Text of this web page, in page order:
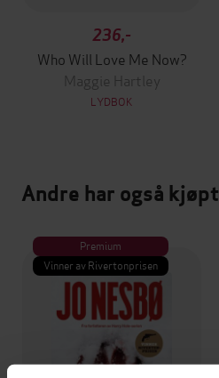
236,-
Who Will Love Me Now?
Maggie Hartley
LYDBOK
Andre har også kjøpt
Premium
Vinner av Rivertonprisen